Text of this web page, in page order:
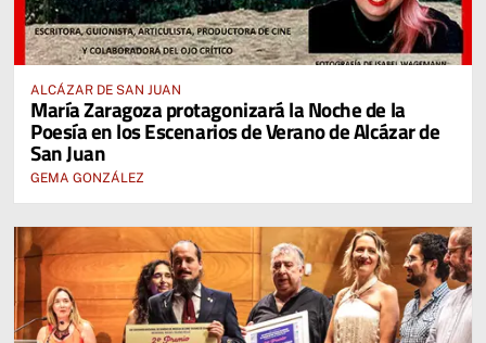
ALCÁZAR DE SAN JUAN
María Zaragoza protagonizará la Noche de la
Poesía en los Escenarios de Verano de Alcázar de
San Juan
GEMA GONZÁLEZ